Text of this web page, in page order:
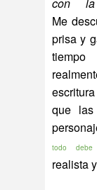
Me
prisa y
tiempo
que las
todo debe
realista